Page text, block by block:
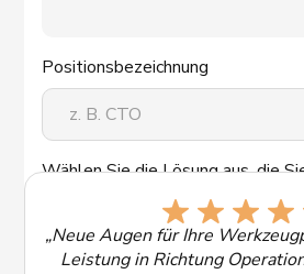
„Neue Augen für Ihre
Leistung in Richtung
Positionsbezeichnung
Wählen Sie die Lösung aus, die